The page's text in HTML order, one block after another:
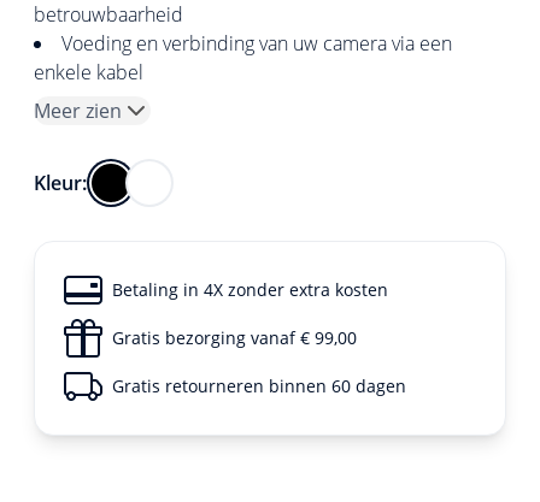
betrouwbaarheid
Voeding en verbinding van uw camera via een
enkele kabel
Meer zien
Kleur:
Betaling in 4X zonder extra kosten
Gratis bezorging vanaf € 99,00
Gratis retourneren binnen 60 dagen